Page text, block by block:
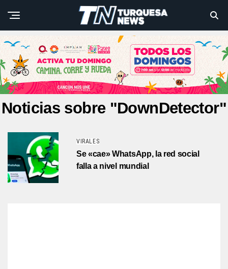
Noticias sobre "DownDetector"
VIRALES
Se «cae» WhatsApp, la red social
falla a nivel mundial